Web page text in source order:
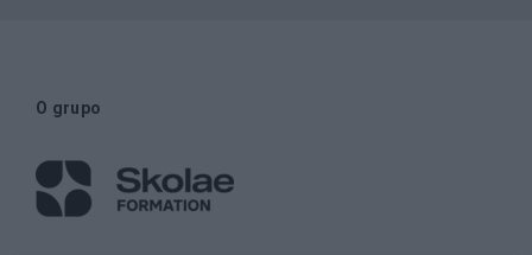
O grupo